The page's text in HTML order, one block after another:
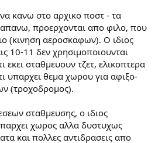
κανω στο αρχικο ποστ - τα
προερχονται απο φιλο, που
(κινηση αεροσκαφων). Ο ιδιος
10-11 δεν χρησιμοποιουνται
σταθμευουν τζετ, ελικοπτερα
υπαρχει θεμα χωρου για αφιξο-
(τροχοδρομος).
σταθμευσης, ο ιδιος
χωρος αλλα δυστυχως
και πολλες αντιδρασεις απο